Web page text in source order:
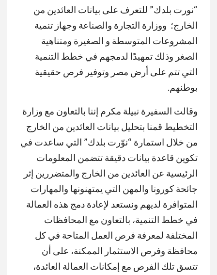
“نورت بلدك” للتعرف على بيانات العائدين من
الخارج؛ ووزارة التجارة والصناعة وجهاز تنمية
المشروعات المتوسطة و الصغيرة ومتناهية
الصغر وذلك تمهيدًا لدمجهم في خطط التنمية
التي تتم على أرض مصر وتوفير فرص حقيقية
بوطنهم.
وقالت السفيرة نبيلة مكرم إننا بالتعاون مع وزارة
التخطيط قمنا بتحليل بيانات العائدين من الخارج
من خلال استمارة “نوّرت بلدك” التي ساعدت في
تكوين قاعدة بيانات دقيقة تتضمن المعلومات
الرئيسية عن العائدين من الخارج والمتضررين إثر
جائحة كورونا والمهن التي يمتهنونها والمهارات
المتوافرة لديهم ونستعد لإعادة دمج هذه العمالة
في خطط التنمية، بالتعاون مع المحافظات
المختلفة لمعرفة فرص العمل المتاحة في كل
محافظة وفرص الاستثمار الممكنة، على أن
تتسق تلك الفرص مع إمكانات العمالة العائدة،